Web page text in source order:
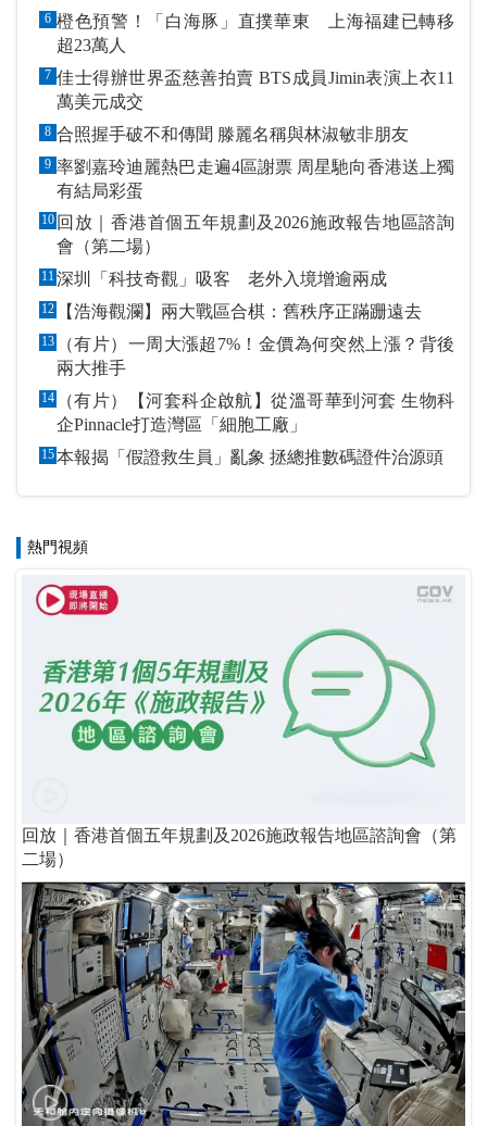
6 橙色預警！「白海豚」直撲華東 上海福建已轉移
超23萬人
7 佳士得辦世界盃慈善拍賣 BTS成員Jimin表演上衣11
萬美元成交
8 合照握手破不和傳聞 滕麗名稱與林淑敏非朋友
9 率劉嘉玲迪麗熱巴走遍4區謝票 周星馳向香港送上獨
有結局彩蛋
10 回放｜香港首個五年規劃及2026施政報告地區諮詢
會（第二場）
11深圳「科技奇觀」吸客 老外入境增逾兩成
12 【浩海觀瀾】兩大戰區合棋：舊秩序正蹣跚遠去
13
（有片）一周大漲超7%！金價為何突然上漲？背後
兩大推手
14
（有片）【河套科企啟航】從溫哥華到河套 生物科
企Pinnacle打造灣區「細胞工廠」
15 本報揭「假證救生員」亂象 拯總推數碼證件治源頭
熱門視頻
回放｜香港首個五年規劃及2026施政報告地區諮詢會（第
二場）